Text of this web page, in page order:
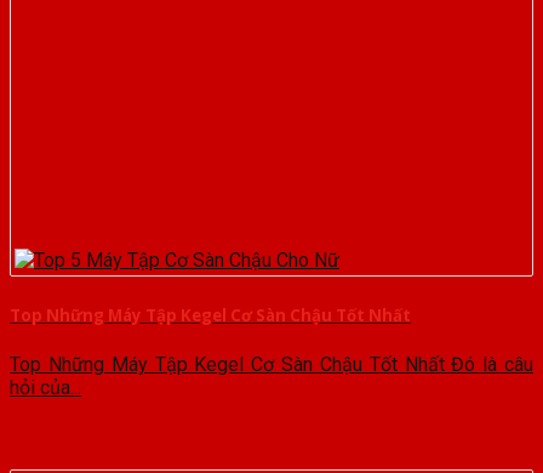
Top Những Máy Tập Kegel Cơ Sàn Chậu Tốt Nhất
Top Những Máy Tập Kegel Cơ Sàn Chậu Tốt Nhất Đó là câu
hỏi của...